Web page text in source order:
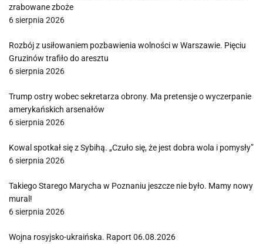
zrabowane zboże
6 sierpnia 2026
Rozbój z usiłowaniem pozbawienia wolności w Warszawie. Pięciu
Gruzinów trafiło do aresztu
6 sierpnia 2026
Trump ostry wobec sekretarza obrony. Ma pretensje o wyczerpanie
amerykańskich arsenałów
6 sierpnia 2026
Kowal spotkał się z Sybihą. „Czuło się, że jest dobra wola i pomysły”
6 sierpnia 2026
Takiego Starego Marycha w Poznaniu jeszcze nie było. Mamy nowy
mural!
6 sierpnia 2026
Wojna rosyjsko-ukraińska. Raport 06.08.2026